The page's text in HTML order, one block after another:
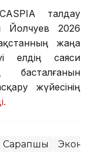
талдау
Йолчуев 2026
жаңа
елдің саяси
жүйесінің
Сарапшы